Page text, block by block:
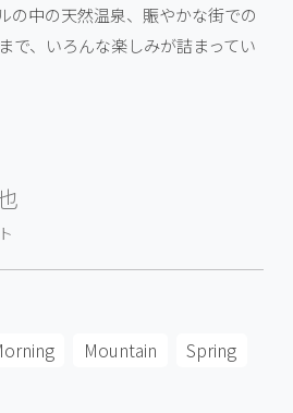
の中の天然温泉、賑やかな街での
で、いろんな楽しみが詰まってい
Mountain
Spring